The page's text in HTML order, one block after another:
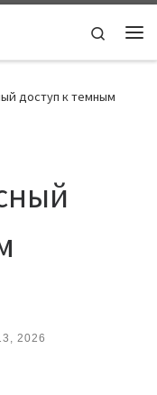
Search
доступ к темным
2026